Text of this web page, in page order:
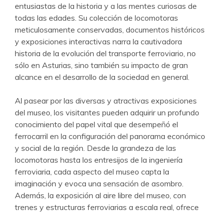
entusiastas de la historia y a las mentes curiosas de
todas las edades. Su colección de locomotoras
meticulosamente conservadas, documentos históricos
y exposiciones interactivas narra la cautivadora
historia de la evolución del transporte ferroviario, no
sólo en Asturias, sino también su impacto de gran
alcance en el desarrollo de la sociedad en general.
Al pasear por las diversas y atractivas exposiciones
del museo, los visitantes pueden adquirir un profundo
conocimiento del papel vital que desempeñó el
ferrocarril en la configuración del panorama económico
y social de la región. Desde la grandeza de las
locomotoras hasta los entresijos de la ingeniería
ferroviaria, cada aspecto del museo capta la
imaginación y evoca una sensación de asombro.
Además, la exposición al aire libre del museo, con
trenes y estructuras ferroviarias a escala real, ofrece